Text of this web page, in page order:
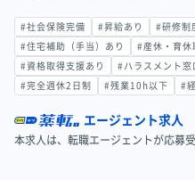
#社会保険完備 #昇給あり #研修制
#住宅補助（手当）あり #産休・育休
#資格取得支援あり #ハラスメント窓
#完全週休2日制 #残業10h以下 #
エージェント求人
本求人は、転職エージェントが応募